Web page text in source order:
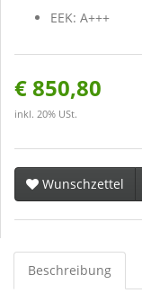
EEK: A+++
€ 850,80
inkl. 20% USt.
Wunschzettel
Beschreibung